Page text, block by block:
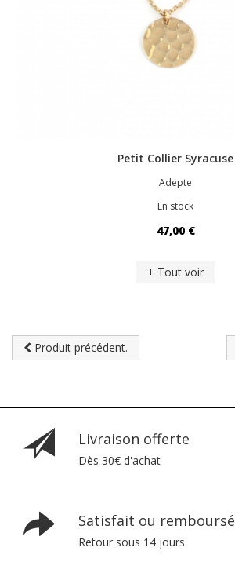
Petit Collier Syracuse
Adepte
En stock
47,00 €
+ Tout voir
Produit précédent.
Livraison offerte
Dès 30€ d'achat
Satisfait ou remboursé
Retour sous 14 jours